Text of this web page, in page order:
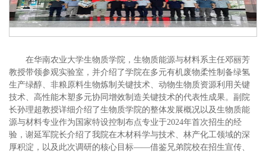
在华南农业大学生物质学院，生物质能源与材料系主任邓丽芳
教授带领参观实验室，并介绍了学院在多元有机废物柔性制备绿氢
生产绿醇、非粮原料生物炼制关键技术、动物生物质资源利用关键
技术、高性能木塑多元协同增效制造关键技术的代表性成果。副院
长孙理超教授详细介绍了生物质学院的整体发展概况以及生物质能
源与材料专业作为国家特设控制布点专业于2024年首次招生的经
验，谢延军院长介绍了我院在木材科学与技术、林产化工领域的深
厚积淀，以及此次调研的核心目标——借鉴兄弟院校在招生宣传、